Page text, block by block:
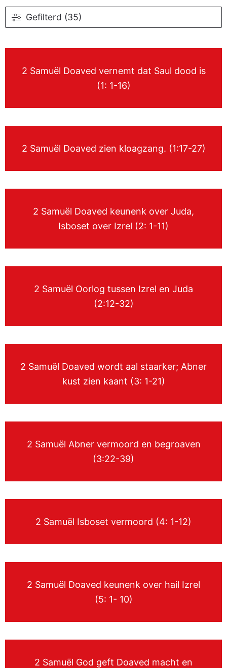
Gefilterd (35)
2 Samuël Doaved vernemt dat Saul dood is
(1: 1-16)
2 Samuël Doaved zien kloagzang. (1:17-27)
2 Samuël Doaved keunenk over Juda,
Isboset over Izrel (2: 1-11)
2 Samuël Oorlog tussen Izrel en Juda
(2:12-32)
2 Samuël Doaved wordt aal staarker; Abner
kust zien kaant (3: 1-21)
2 Samuël Abner vermoord en begroaven
(3:22-39)
2 Samuël Isboset vermoord (4: 1-12)
2 Samuël Doaved keunenk over hail Izrel
(5: 1- 10)
2 Samuël God geft Doaved macht en